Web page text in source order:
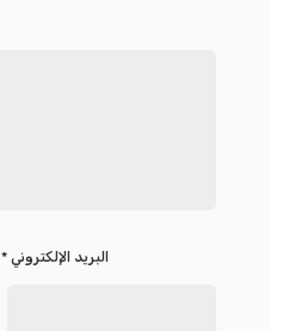
البريد الإلكتروني*